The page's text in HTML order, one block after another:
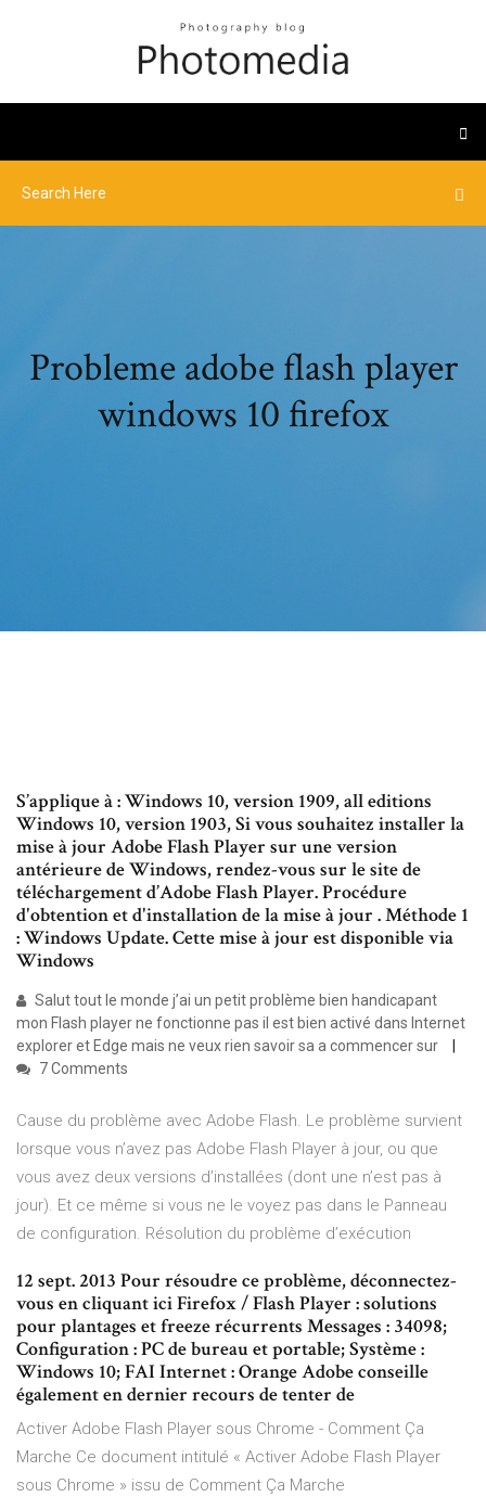
Probleme adobe flash player
windows 10 firefox
S’applique à : Windows 10, version 1909, all editions
Windows 10, version 1903, Si vous souhaitez installer la
mise à jour Adobe Flash Player sur une version
antérieure de Windows, rendez-vous sur le site de
téléchargement d’Adobe Flash Player. Procédure
d'obtention et d'installation de la mise à jour . Méthode 1
: Windows Update. Cette mise à jour est disponible via
Windows
Salut tout le monde j’ai un petit problème bien handicapant
mon Flash player ne fonctionne pas il est bien activé dans Internet
explorer et Edge mais ne veux rien savoir sa a commencer sur
7 Comments
Cause du problème avec Adobe Flash. Le problème survient
lorsque vous n’avez pas Adobe Flash Player à jour, ou que
vous avez deux versions d’installées (dont une n’est pas à
jour). Et ce même si vous ne le voyez pas dans le Panneau
de configuration. Résolution du problème d’exécution
12 sept. 2013 Pour résoudre ce problème, déconnectez-
vous en cliquant ici Firefox / Flash Player : solutions
pour plantages et freeze récurrents Messages : 34098;
Configuration : PC de bureau et portable; Système :
Windows 10; FAI Internet : Orange Adobe conseille
également en dernier recours de tenter de
Activer Adobe Flash Player sous Chrome - Comment Ça
Marche Ce document intitulé « Activer Adobe Flash Player
sous Chrome » issu de Comment Ça Marche